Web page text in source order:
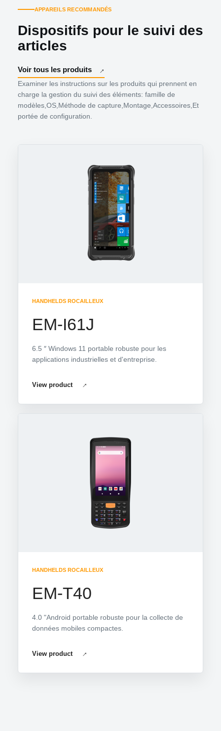
APPAREILS RECOMMANDÉS
Dispositifs pour le suivi des
articles
Voir tous les produits
Examiner les instructions sur les produits qui prennent en
charge la gestion du suivi des éléments: famille de
modèles,OS,Méthode de capture,Montage,Accessoires,Et
portée de configuration.
HANDHELDS ROCAILLEUX
EM-I61J
6.5 ″ Windows 11 portable robuste pour les
applications industrielles et d'entreprise.
View product
HANDHELDS ROCAILLEUX
EM-T40
4.0 "Android portable robuste pour la collecte de
données mobiles compactes.
View product